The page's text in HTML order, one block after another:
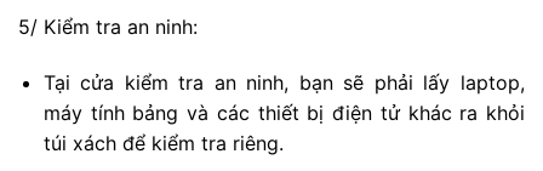
5/ Kiểm tra an ninh:
Tại cửa kiểm tra an ninh, bạn sẽ phải lấy laptop,
máy tính bảng và các thiết bị điện tử khác ra khỏi
túi xách để kiểm tra riêng.